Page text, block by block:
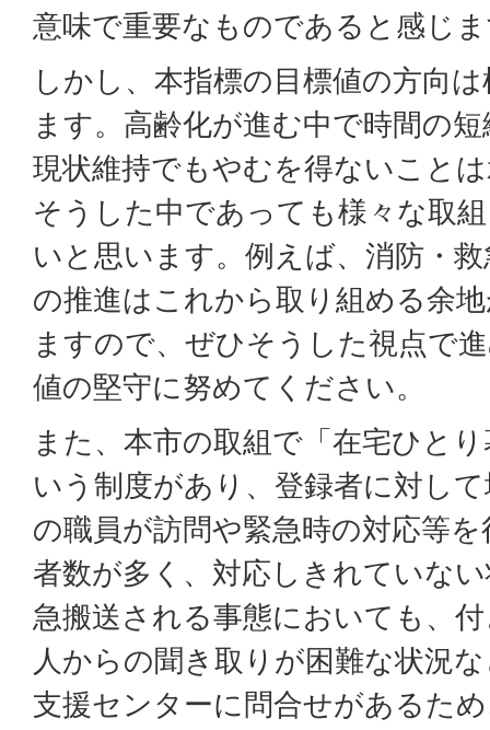
意味で重要なものであると感じ
しかし、本指標の目標値の方向
ます。高齢化が進む中で時間の
現状維持でもやむを得ないこと
そうした中であっても様々な取
いと思います。例えば、消防・
の推進はこれから取り組める余
ますので、ぜひそうした視点で
値の堅守に努めてください。
また、本市の取組で「在宅ひと
いう制度があり、登録者に対し
の職員が訪問や緊急時の対応等
者数が多く、対応しきれていな
急搬送される事態においても、
人からの聞き取りが困難な状況
支援センターに問合せがあるた